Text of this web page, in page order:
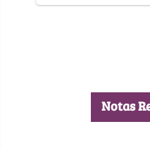
Notas